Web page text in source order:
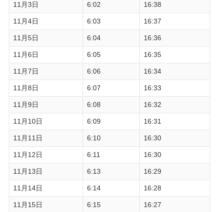
11月3日 6:02 16:38
11月4日 6:03 16:37
11月5日 6:04 16:36
11月6日 6:05 16:35
11月7日 6:06 16:34
11月8日 6:07 16:33
11月9日 6:08 16:32
11月10日 6:09 16:31
11月11日 6:10 16:30
11月12日 6:11 16:30
11月13日 6:13 16:29
11月14日 6:14 16:28
11月15日 6:15 16:27